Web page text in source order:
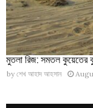
মুতলা রিজ: সমতল কুয়েতের
by শেখ আহাদ আহসান